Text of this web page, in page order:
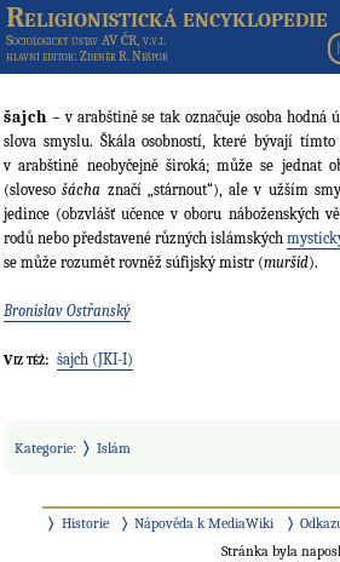
Religionistická encyklopedie
Sociologický ústav AV ČR, v.v.i.
hlavní editor: Zdeněk R. Nešpor
šajch – v arabštině se tak označuje osoba hodná
slova smyslu. Škála osobností, které bývají
v arabštině neobyčejně široká; může se jednat
(slovesošácha značí „stárnout“), ale v užším
jedince (obzvlášť učence v oboru náboženských
rodů nebo představené různých islámských
se může rozumět rovněž súfijský mistr (muršid).
Bronislav Ostřanský
Viz též: šajch (JKI-I)
Kategorie: Islám
Historie Nápověda k MediaWiki
Stránka byla